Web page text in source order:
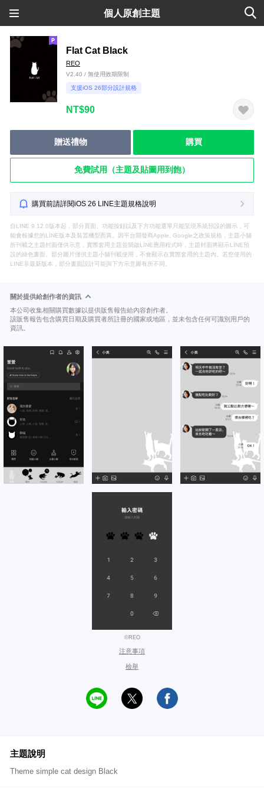
個人原創主題
Flat Cat Black
REO
V2.40 / 無使用效期限制
支援iOS 26部分設計規格
NT$90
贈送禮物 購買
免費試用（主題及貼圖用到飽）
購買前請詳閱iOS 26 LINE主題規格說明
自LINE 9.12.0版本起，部分頁面、功能按鈕以及下方功能選單只能呈現系統預設的圖示，可
能會根據您的LINE版本及裝置機型而異。因平台開發商Apple, Google之政策規格，主題小舖
所刊載之主題封面僅供示意，實際套用主題並開啟LINE應用程式時，主題封面將顯示LINE預
設的綠色畫面。部分圖片僅供主題小舖刊載使用，不會顯示在實際套用的主題內。若您使用的
LINE非最新版本，部分畫面設計可能與下方示意圖有所不同。
關於提供給創作者的資訊
本公司收集相關購買數據以提供販售報告給內容創作者。
該販售報告包含購買日期及購買者所註冊的國家或地區，並未包含任何可識別用戶的
資訊。
©REO
注意事項
檢舉
主題說明
Theme simple cat design Black